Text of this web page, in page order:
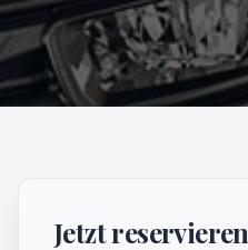
Jetzt reservieren